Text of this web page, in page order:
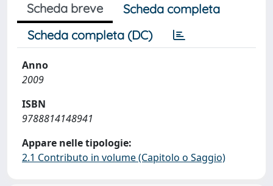
Scheda breve
Scheda completa
Scheda completa (DC)
Anno
2009
ISBN
9788814148941
Appare nelle tipologie:
2.1 Contributo in volume (Capitolo o Saggio)